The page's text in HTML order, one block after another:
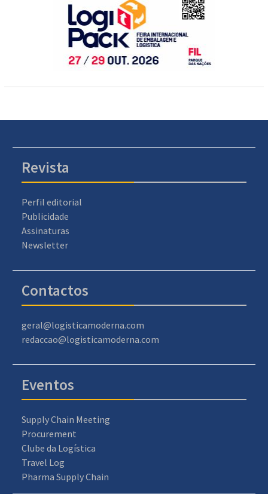
Revista
Perfil editorial
Publicidade
Assinaturas
Newsletter
Contactos
geral@logisticamoderna.com
redaccao@logisticamoderna.com
Eventos
Supply Chain Meeting
Procurement
Clube da Logística
Travel Log
Pharma Supply Chain